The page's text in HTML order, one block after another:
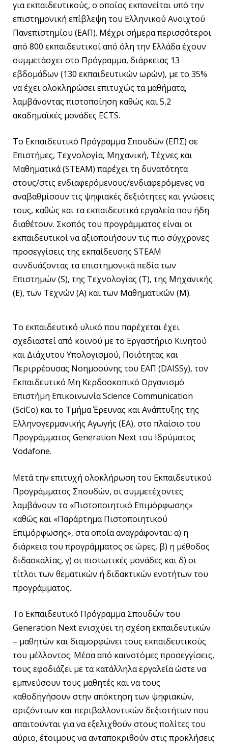
για εκπαιδευτικούς, ο οποίος εκπονείται υπό την
επιστημονική επίβλεψη του Ελληνικού Ανοιχτού
Πανεπιστημίου (ΕΑΠ). Μέχρι σήμερα περισσότεροι
από 800 εκπαιδευτικοί από όλη την Ελλάδα έχουν
συμμετάσχει στο Πρόγραμμα, διάρκειας 13
εβδομάδων (130 εκπαιδευτικών ωρών), με το 35%
να έχει ολοκληρώσει επιτυχώς τα μαθήματα,
λαμβάνοντας πιστοποίηση καθώς και 5,2
ακαδημαϊκές μονάδες ECTS.
Το Εκπαιδευτικό Πρόγραμμα Σπουδών (ΕΠΣ) σε
Επιστήμες, Τεχνολογία, Μηχανική, Τέχνες και
Μαθηματικά (STEAM) παρέχει τη δυνατότητα
στους/στις ενδιαφερόμενους/ενδιαφερόμενες να
αναβαθμίσουν τις ψηφιακές δεξιότητες και γνώσεις
τους, καθώς και τα εκπαιδευτικά εργαλεία που ήδη
διαθέτουν. Σκοπός του προγράμματος είναι oι
εκπαιδευτικοί να αξιοποιήσουν τις πιο σύγχρονες
προσεγγίσεις της εκπαίδευσης STEAM
συνδυάζοντας τα επιστημονικά πεδία των
Επιστημών (S), της Τεχνολογίας (T), της Μηχανικής
(E), των Τεχνών (A) και των Μαθηματικών (Μ).
Το εκπαιδευτικό υλικό που παρέχεται έχει
σχεδιαστεί από κοινού με το Εργαστήριο Κινητού
και Διάχυτου Υπολογισμού, Ποιότητας και
Περιρρέουσας Νοημοσύνης του ΕΑΠ (DAISSy), τον
Εκπαιδευτικό Μη Κερδοσκοπικό Οργανισμό
Επιστήμη Επικοινωνία Science Communication
(SciCo) και το Τμήμα Έρευνας και Ανάπτυξης της
Ελληνογερμανικής Αγωγής (ΕΑ), στο πλαίσιο του
Προγράμματος Generation Next του Ιδρύματος
Vodafone.
Μετά την επιτυχή ολοκλήρωση του Εκπαιδευτικού
Προγράμματος Σπουδών, οι συμμετέχοντες
λαμβάνουν το «Πιστοποιητικό Επιμόρφωσης»
καθώς και «Παράρτημα Πιστοποιητικού
Επιμόρφωσης», στα οποία αναγράφονται: α) η
διάρκεια του προγράμματος σε ώρες, β) η μέθοδος
διδασκαλίας, γ) οι πιστωτικές μονάδες και δ) οι
τίτλοι των θεματικών ή διδακτικών ενοτήτων του
προγράμματος.
Το Εκπαιδευτικό Πρόγραμμα Σπουδών του
Generation Next ενισχύει τη σχέση εκπαιδευτικών
– μαθητών και διαμορφώνει τους εκπαιδευτικούς
του μέλλοντος. Μέσα από καινοτόμες προσεγγίσεις,
τους εφοδιάζει με τα κατάλληλα εργαλεία ώστε να
εμπνεύσουν τους μαθητές και να τους
καθοδηγήσουν στην απόκτηση των ψηφιακών,
οριζόντιων και περιβαλλοντικών δεξιοτήτων που
απαιτούνται για να εξελιχθούν στους πολίτες του
αύριο, έτοιμους να ανταποκριθούν στις προκλήσεις